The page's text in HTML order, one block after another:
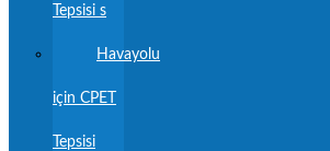
Tepsisi s
Havayolu
için CPET
Tepsisi